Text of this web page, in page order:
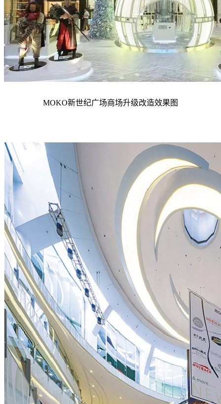
MOKO新世纪广场商场升级改造效果图